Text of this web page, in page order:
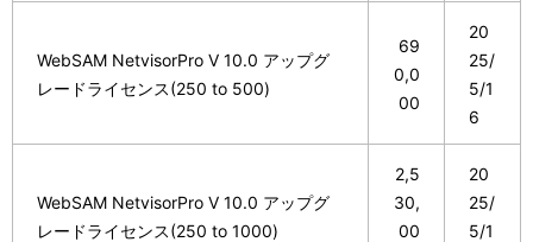
WebSAM NetvisorPro V 10.0 アップグ
レードライセンス(250 to 500)
69
0,0
00
20
25/
5/1
6
WebSAM NetvisorPro V 10.0 アップグ
レードライセンス(250 to 1000)
2,5
30,
00
20
25/
5/1